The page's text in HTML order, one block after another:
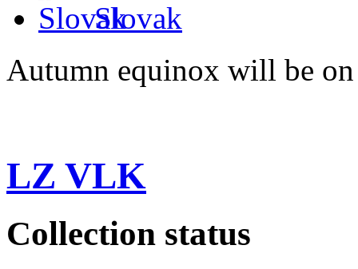
Slovak
Autumn equinox will be
LZ VLK
Collection status